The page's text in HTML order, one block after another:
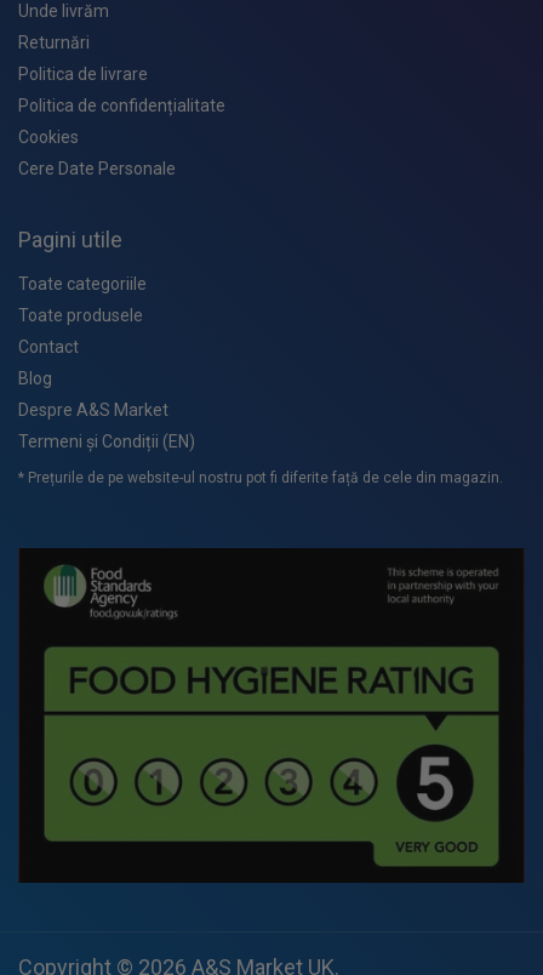
Unde livrăm
Returnări
Politica de livrare
Politica de confidențialitate
Cookies
Cere Date Personale
Pagini utile
Toate categoriile
Toate produsele
Contact
Blog
Despre A&S Market
Termeni și Condiții (EN)
* Prețurile de pe website-ul nostru pot fi diferite față de cele din magazin.
Copyright © 2026 A&S Market UK.